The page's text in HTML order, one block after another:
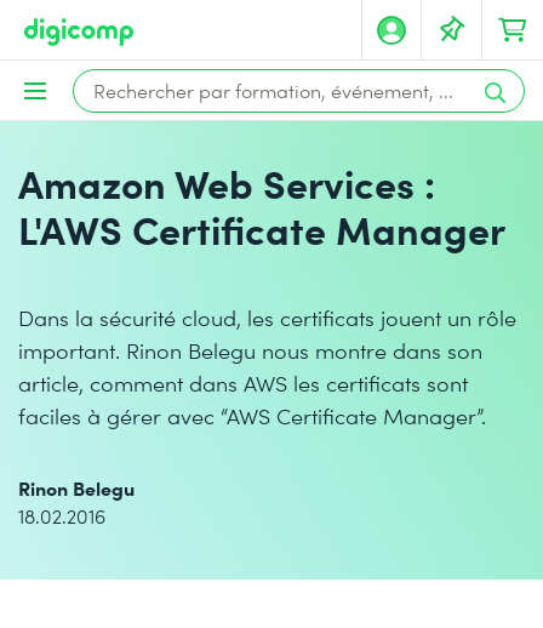
Amazon Web Services :
L'AWS Certificate Manager
Dans la sécurité cloud, les certificats jouent un rôle
important. Rinon Belegu nous montre dans son
article, comment dans AWS les certificats sont
faciles à gérer avec “AWS Certificate Manager”.
Rinon Belegu
18.02.2016